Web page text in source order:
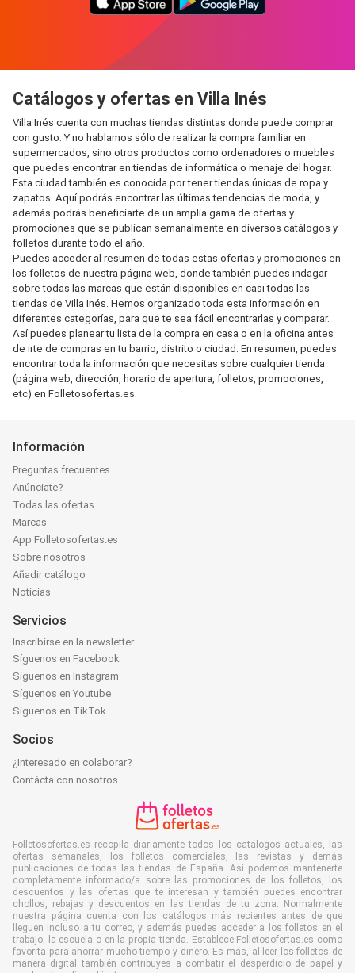
Catálogos y ofertas en Villa Inés
Villa Inés cuenta con muchas tiendas distintas donde puede comprar
con gusto. Y no hablamos sólo de realizar la compra familiar en
supermercados, sino otros productos como ordenadores o muebles
que puedes encontrar en tiendas de informática o menaje del hogar.
Esta ciudad también es conocida por tener tiendas únicas de ropa y
zapatos. Aquí podrás encontrar las últimas tendencias de moda, y
además podrás beneficiarte de un amplia gama de ofertas y
promociones que se publican semanalmente en diversos catálogos y
folletos durante todo el año.
Puedes acceder al resumen de todas estas ofertas y promociones en
los folletos de nuestra página web, donde también puedes indagar
sobre todas las marcas que están disponibles en casi todas las
tiendas de Villa Inés. Hemos organizado toda esta información en
diferentes categorías, para que te sea fácil encontrarlas y comparar.
Así puedes planear tu lista de la compra en casa o en la oficina antes
de irte de compras en tu barrio, distrito o ciudad. En resumen, puedes
encontrar toda la información que necesitas sobre cualquier tienda
(página web, dirección, horario de apertura, folletos, promociones,
etc) en Folletosofertas.es.
Información
Preguntas frecuentes
Anúnciate?
Todas las ofertas
Marcas
App Folletosofertas.es
Sobre nosotros
Añadir catálogo
Noticias
Servicios
Inscribirse en la newsletter
Síguenos en Facebook
Síguenos en Instagram
Síguenos en Youtube
Síguenos en TikTok
Socios
¿Interesado en colaborar?
Contácta con nosotros
Folletosofertas.es recopila diariamente todos los catálogos actuales, las
ofertas semanales, los folletos comerciales, las revistas y demás
publicaciones de todas las tiendas de España. Así podemos mantenerte
completamente informado/a sobre las promociones de los folletos, los
descuentos y las ofertas que te interesan y también puedes encontrar
chollos, rebajas y descuentos en las tiendas de tu zona. Normalmente
nuestra página cuenta con los catálogos más recientes antes de que
lleguen incluso a tu correo, y además puedes acceder a los folletos en el
trabajo, la escuela o en la propia tienda. Establece Folletosofertas.es como
favorita para ahorrar mucho tiempo y dinero. Es más, al leer los folletos de
manera digital también contribuyes a combatir el desperdicio de papel y